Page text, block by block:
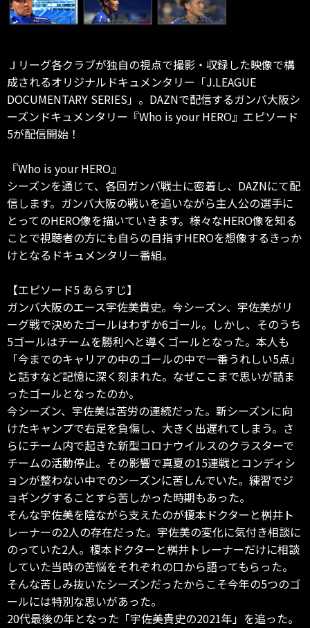
Ｊリーグ各クラブが独自の視点で撮影・収録した映像で構
成されるオリジナルドキュメンタリー「J.LEAGUE
DOCUMENTARY SERIES」。DAZNで配信するガンバ大阪シ
ーズンドキュメンタリー『Who is your HERO』エピソード
5が配信開始！
『Who is your HERO』
シーズンを通じて、各回ガンバ戦士に密着し、DAZNにて配
信します。ガンバ大阪の戦いを追いながら主人公の選手に
とってのHERO像を描いていきます。様々なHERO像を知る
ことで視聴者の方にも自らの目指すHEROを想像するきっか
けとなるドキュメンタリー番組。
【エピソード5 あらすじ】
ガンバ大阪のエース宇佐美貴史。今シーズン、宇佐美がリ
ーグ戦で決めたゴールはわずか6ゴール。しかし、そのうち
5ゴールはチームを勝利へと導くゴールとなった。本人も
「今までのキャリアの中のゴールの中で一番うれしい5点」
と話すなど記憶に深く刻まれた。なぜここまで思いが詰ま
ったゴールとなったのか。
今シーズン、宇佐美は苦労の連続だった。新シーズンに向
けたキャンプで右足を負傷し、大きく出遅れてしまう。さ
らにチーム内で起きた新型コロナウイルスのクラスターで
チームの活動停止。その影響で真夏の15連戦とコンディシ
ョンが整わない中でのシーズンに苦しんでいた。練習でジ
ョギングすることすら苦しかった時期もあった。
そんな宇佐美を陰ながら支えたのが榎本ドクターと桝井ト
レーナーの2人の存在だった。宇佐美の変化に気付き相談に
のっていた2人。榎本ドクターと桝井トレーナーだけに相談
していた当時の苦悩をそれぞれの口から語ってもらった。
そんな苦しみ抜いたシーズンだったからこそ今年の5つのゴ
ールには特別な思いがあった。
20代最後の年となった「宇佐美貴史の2021年」を追った。